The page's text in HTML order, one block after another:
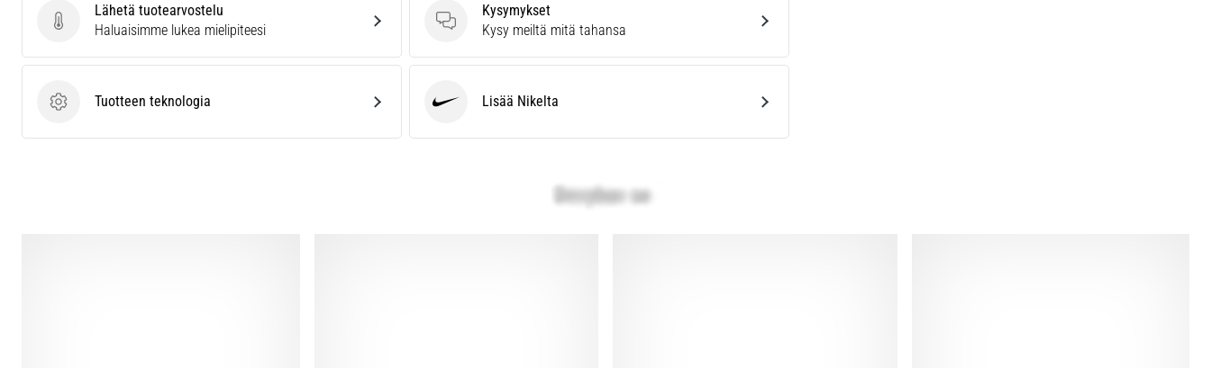
Lähetä tuotearvostelu
Lähetä tuotearvostelu
Haluaisimme lukea mielipiteesi
Kysymykset
Kysymykset
Kysy meiltä mitä tahansa
Tuotteen teknologia
Tuotteen teknologia Lisää Nikelta